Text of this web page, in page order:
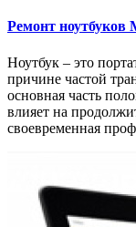
Ремонт ноутбуков
Ноутбук – это
причине частой
основная часть
влияет на
своевременная